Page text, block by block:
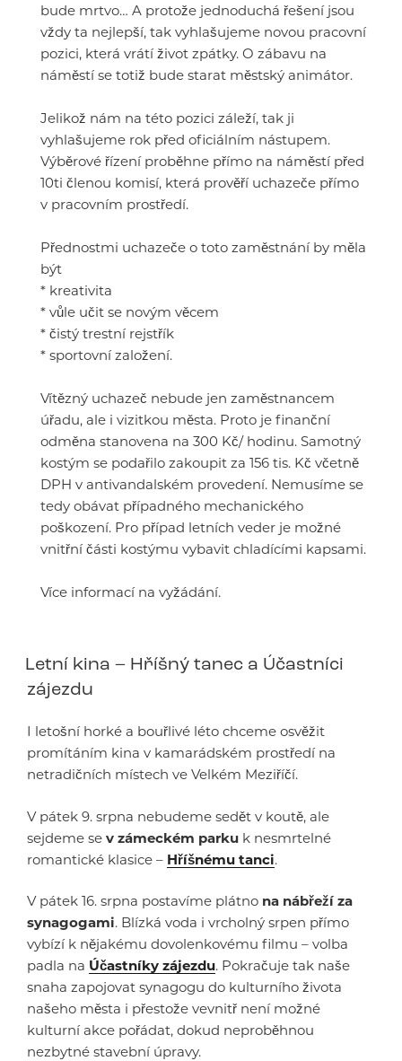
bude mrtvo… A protože jednoduchá řešení jsou
vždy ta nejlepší, tak vyhlašujeme novou pracovní
pozici, která vrátí život zpátky. O zábavu na
náměstí se totiž bude starat městský animátor.
Jelikož nám na této pozici záleží, tak ji
vyhlašujeme rok před oficiálním nástupem.
Výběrové řízení proběhne přímo na náměstí před
10ti členou komisí, která prověří uchazeče přímo
v pracovním prostředí.
Přednostmi uchazeče o toto zaměstnání by měla
být
* kreativita
* vůle učit se novým věcem
* čistý trestní rejstřík
* sportovní založení.
Vítězný uchazeč nebude jen zaměstnancem
úřadu, ale i vizitkou města. Proto je finanční
odměna stanovena na 300 Kč/ hodinu. Samotný
kostým se podařilo zakoupit za 156 tis. Kč včetně
DPH v antivandalském provedení. Nemusíme se
tedy obávat případného mechanického
poškození. Pro případ letních veder je možné
vnitřní části kostýmu vybavit chladícími kapsami.
Více informací na vyžádání.
Letní kina – Hříšný tanec a Účastníci
zájezdu
I letošní horké a bouřlivé léto chceme osvěžit
promítáním kina v kamarádském prostředí na
netradičních místech ve Velkém Meziříčí.
V pátek 9. srpna nebudeme sedět v koutě, ale
sejdeme se v zámeckém parku k nesmrtelné
romantické klasice – Hříšnému tanci.
V pátek 16. srpna postavíme plátno na nábřeží za
synagogami. Blízká voda i vrcholný srpen přímo
vybízí k nějakému dovolenkovému filmu – volba
padla na Účastníky zájezdu. Pokračuje tak naše
snaha zapojovat synagogu do kulturního života
našeho města i přestože vevnitř není možné
kulturní akce pořádat, dokud neproběhnou
nezbytné stavební úpravy.